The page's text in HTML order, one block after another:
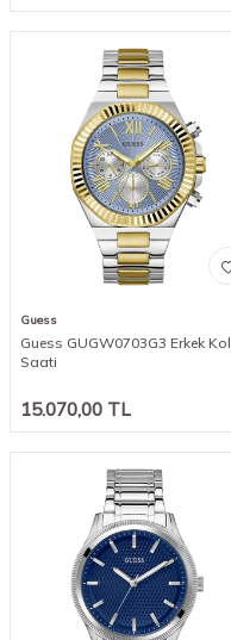
Guess
Guess GUGW0703G3 Erkek Kol
Saati
15.070,00 TL